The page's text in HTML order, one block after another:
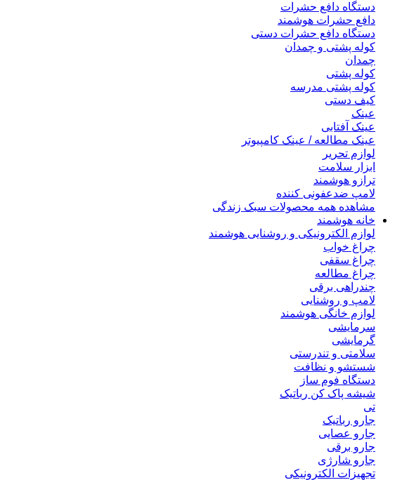
دستگاه دافع حشرات
دافع حشرات هوشمند
دستگاه دافع حشرات دستی
کوله پشتی و چمدان
چمدان
کوله پشتی
کوله پشتی مدرسه
کیف دستی
عینک
عینک آفتابی
عینک مطالعه / عینک کامپیوتر
لوازم تحریر
ابزار سلامت
ترازو هوشمند
لامپ ضدعفونی کننده
مشاهده همه محصولات سبک زندگی
خانه هوشمند
لوازم الکترونیکی و روشنایی هوشمند
چراغ خواب
چراغ سقفی
چراغ مطالعه
چندراهی برقی
لامپ و روشنایی
لوازم خانگی هوشمند
سرمایشی
گرمایشی
سلامتی و تندرستی
شستشو و نظافت
دستگاه فوم ساز
شیشه پاک کن رباتیک
تی
جارو رباتیک
جارو عصایی
جارو برقی
جارو شارژی
تجهیزات الکترونیکی